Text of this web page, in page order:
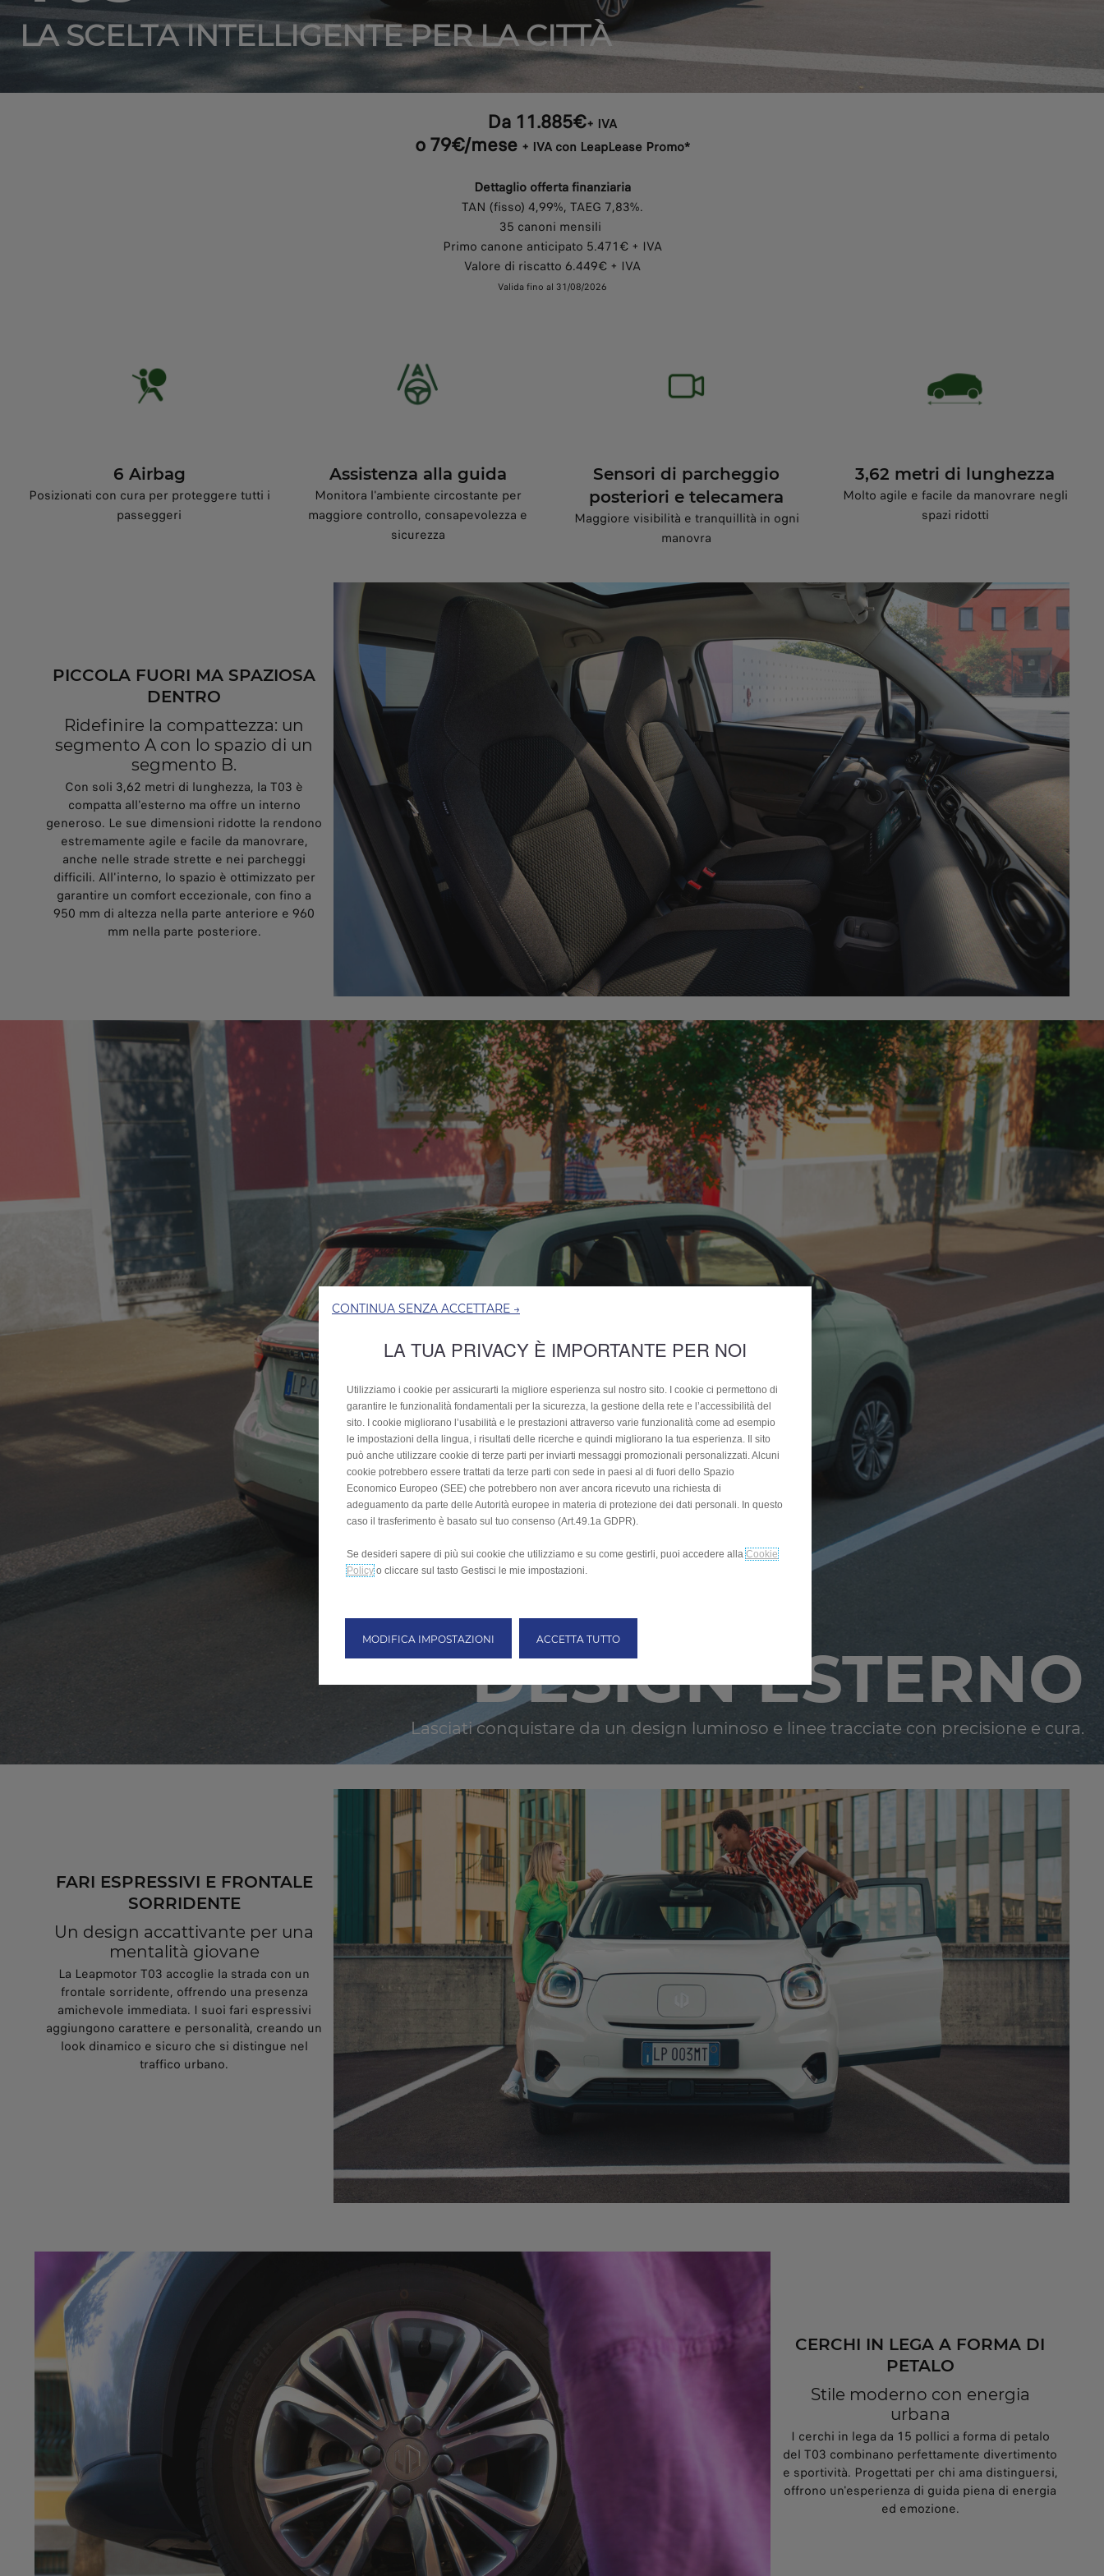
LA SCELTA INTELLIGENTE PER LA CITTÀ
Da 11.885€+ IVA
o 79€/mese + IVA con LeapLease Promo*
Dettaglio offerta finanziaria
TAN (fisso) 4,99%, TAEG 7,83%.
35 canoni mensili
Primo canone anticipato 5.471€ + IVA
Valore di riscatto 6.449€ + IVA
Valida fino al 31/08/2026
6 Airbag
Posizionati con cura per proteggere tutti i
passeggeri
Assistenza alla guida
Monitora l'ambiente circostante per
maggiore controllo, consapevolezza e
sicurezza
Sensori di parcheggio
posteriori e telecamera
Maggiore visibilità e tranquillità in ogni
manovra
3,62 metri di lunghezza
Molto agile e facile da manovrare negli
spazi ridotti
PICCOLA FUORI MA SPAZIOSA
DENTRO
Ridefinire la compattezza: un
segmento A con lo spazio di un
segmento B.
Con soli 3,62 metri di lunghezza, la T03 è
compatta all'esterno ma offre un interno
generoso. Le sue dimensioni ridotte la rendono
estremamente agile e facile da manovrare,
anche nelle strade strette e nei parcheggi
difficili. All'interno, lo spazio è ottimizzato per
garantire un comfort eccezionale, con fino a
950 mm di altezza nella parte anteriore e 960
mm nella parte posteriore.
DESIGN ESTERNO
Lasciati conquistare da un design luminoso e linee tracciate con precisione e cura.
FARI ESPRESSIVI E FRONTALE
SORRIDENTE
Un design accattivante per una
mentalità giovane
La Leapmotor T03 accoglie la strada con un
frontale sorridente, offrendo una presenza
amichevole immediata. I suoi fari espressivi
aggiungono carattere e personalità, creando un
look dinamico e sicuro che si distingue nel
traffico urbano.
CERCHI IN LEGA A FORMA DI
PETALO
Stile moderno con energia
urbana
I cerchi in lega da 15 pollici a forma di petalo
del T03 combinano perfettamente divertimento
e sportività. Progettati per chi ama distinguersi,
offrono un'esperienza di guida piena di energia
ed emozione.
CONTINUA SENZA ACCETTARE →
LA TUA PRIVACY È IMPORTANTE PER NOI
Utilizziamo i cookie per assicurarti la migliore esperienza sul nostro sito. I cookie ci permettono di
garantire le funzionalità fondamentali per la sicurezza, la gestione della rete e l’accessibilità del
sito. I cookie migliorano l’usabilità e le prestazioni attraverso varie funzionalità come ad esempio
le impostazioni della lingua, i risultati delle ricerche e quindi migliorano la tua esperienza. Il sito
può anche utilizzare cookie di terze parti per inviarti messaggi promozionali personalizzati. Alcuni
cookie potrebbero essere trattati da terze parti con sede in paesi al di fuori dello Spazio
Economico Europeo (SEE) che potrebbero non aver ancora ricevuto una richiesta di
adeguamento da parte delle Autorità europee in materia di protezione dei dati personali. In questo
caso il trasferimento è basato sul tuo consenso (Art.49.1a GDPR).
Se desideri sapere di più sui cookie che utilizziamo e su come gestirli, puoi accedere allaCookie
Policyo cliccare sul tasto Gestisci le mie impostazioni.
MODIFICA IMPOSTAZIONI ACCETTA TUTTO